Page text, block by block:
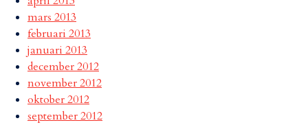
mars 2013
februari 2013
januari 2013
december 2012
november 2012
oktober 2012
september 2012